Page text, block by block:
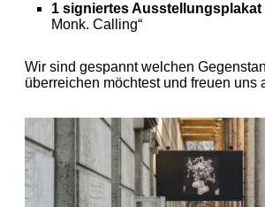
1 signiertes Ausstellungsplakat
Monk. Calling“
Wir sind gespannt welchen
überreichen möchtest und freuen uns